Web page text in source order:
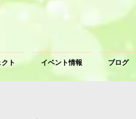
ト イベント情報 ブログ